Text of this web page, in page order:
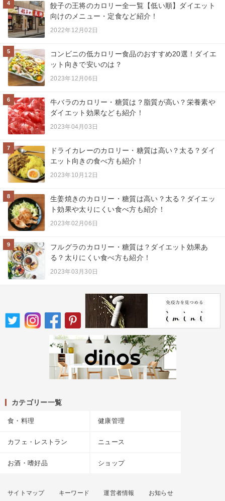
4
餃子の王将のカロリー全一覧【低い順】ダイエット
向けのメニュー・定食など紹介！
2022年12月02日
5
コンビニの低カロリー食品のおすすめ20選！ダイエ
ット向きで安いのは？
2023年12月06日
6
牛バラのカロリー・糖質は？脂質が高い？栄養素や
ダイエット効果なども紹介！
2023年04月03日
7
ドライカレーのカロリー・糖質は高い？太る？ダイ
エット向きの食べ方も紹介！
2023年10月12日
8
生姜焼きのカロリー・糖質は高い？太る？ダイエッ
ト効果や太りにくい食べ方も紹介！
2023年02月06日
9
フルグラのカロリー・糖質は？ダイエット効果あ
る？太りにくい食べ方も紹介！
2023年03月30日
カテゴリー一覧
食・料理 健康管理
カフェ・レストラン ニュース
お酒・嗜好品 ショップ
サイトマップ キーワード 運営者情報 お知らせ